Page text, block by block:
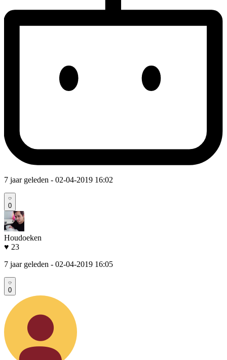
7 jaar geleden - 02-04-2019 16:02
0
Houdoeken
♥ 23
7 jaar geleden - 02-04-2019 16:05
0